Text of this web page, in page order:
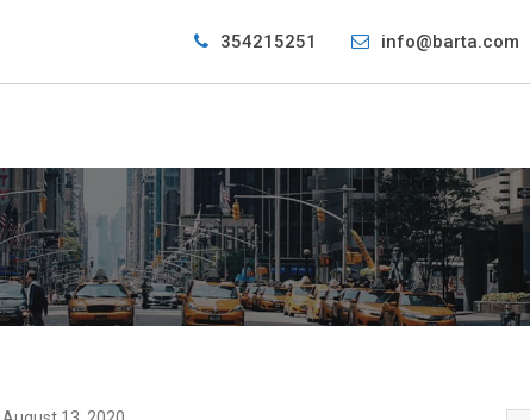
354215251 info@barta.com